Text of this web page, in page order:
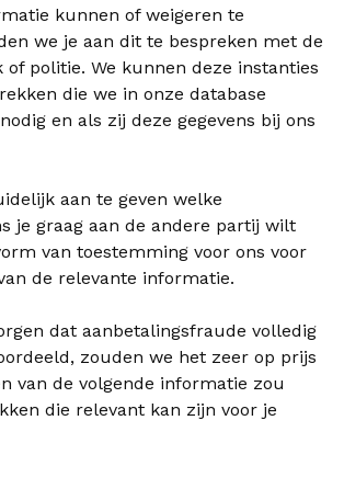
kunnen of weigeren te
we je aan dit te bespreken met de
politie. We kunnen deze instanties
die we in onze database
en als zij deze gegevens bij ons
aan te geven welke
je graag aan de andere partij wilt
van toestemming voor ons voor
de relevante informatie.
dat aanbetalingsfraude volledig
zouden we het zeer op prijs
van de volgende informatie zou
die relevant kan zijn voor je